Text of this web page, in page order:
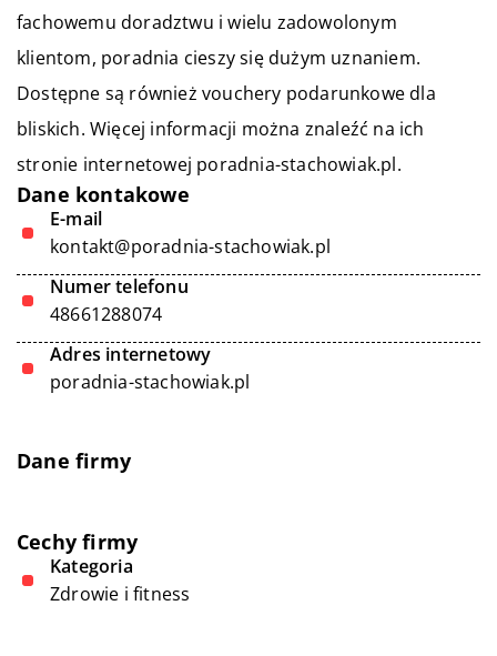
fachowemu doradztwu i wielu zadowolonym
klientom, poradnia cieszy się dużym uznaniem.
Dostępne są również vouchery podarunkowe dla
bliskich. Więcej informacji można znaleźć na ich
stronie internetowej poradnia-stachowiak.pl.
Dane kontakowe
E-mail
kontakt@poradnia-stachowiak.pl
Numer telefonu
48661288074
Adres internetowy
poradnia-stachowiak.pl
Dane firmy
Cechy firmy
Kategoria
Zdrowie i fitness